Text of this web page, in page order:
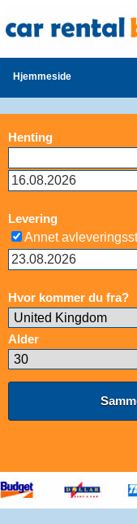
Hjemmeside
Henting
Levering
Annet
Hvor kommer du fra?
Alder